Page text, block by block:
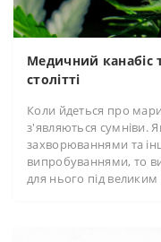
Медичний канабіс
столітті
Коли йдеться про
з'являються сумніви.
захворюваннями та
випробуваннями, то
для нього під